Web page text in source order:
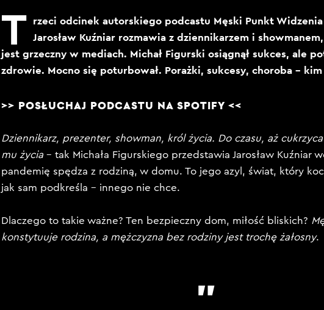
T rzeci odcinek autorskiego podcastu Męski Punkt
Jarosław Kuźniar rozmawia z dziennikarzem i
jest grzeczny w mediach. Michał Figurski osiągnął sukces, ale
zdrowie. Mocno się poturbował. Porażki, sukcesy, choroba –
>> POSŁUCHAJ PODCASTU NA SPOTIFY <<
Dziennikarz, prezenter, showman, król życia. Do czasu, aż
mu życia – tak Michała Figurskiego przedstawia Jarosław Kuźniar
pandemię spędza z rodziną, w domu. To jego azyl, świat, który
jak sam podkreśla – innego nie chce.
Dlaczego to takie ważne? Ten bezpieczny dom, miłość bliskich?
konstytuuje rodzina, a mężczyzna bez rodziny jest trochę żałosny.